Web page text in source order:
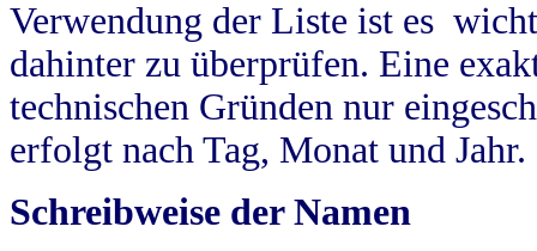
Verwendung der Liste ist es
dahinter zu überprüfen. Eine
technischen Gründen nur
erfolgt nach Tag, Monat und Jahr.
Schreibweise der Namen